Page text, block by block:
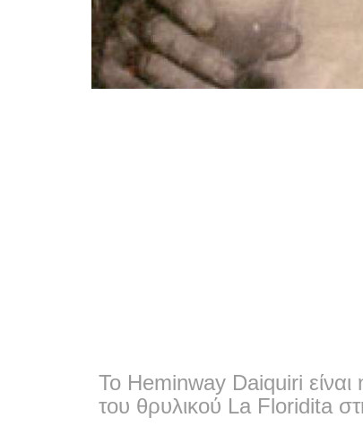
Το Heminway Daiquiri
του θρυλικού La Floridita